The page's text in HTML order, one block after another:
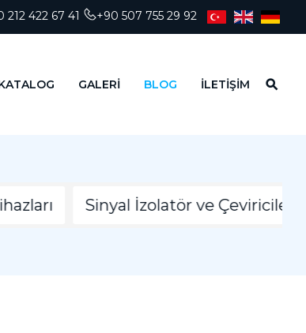
212 422 67 41 +90 507 755 29 92
GALERİ BLOG İLETİŞİM
Sinyal İzolatör ve Çeviriciler